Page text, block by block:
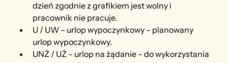
dzień zgodnie z grafikiem jest wolny i
pracownik nie pracuje.
U / UW – urlop wypoczynkowy – planowany
urlop wypoczynkowy.
UNŻ / UŻ – urlop na żądanie – do wykorzystania